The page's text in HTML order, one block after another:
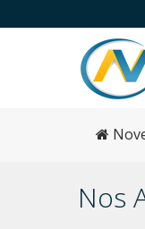
Nos